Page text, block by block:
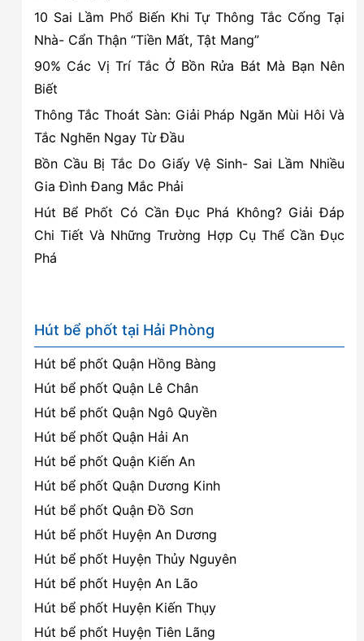
10 Sai Lầm Phổ Biến Khi Tự Thông Tắc Cống Tại
Nhà- Cẩn Thận “Tiền Mất, Tật Mang”
90% Các Vị Trí Tắc Ở Bồn Rửa Bát Mà Bạn Nên
Biết
Thông Tắc Thoát Sàn: Giải Pháp Ngăn Mùi Hôi Và
Tắc Nghẽn Ngay Từ Đầu
Bồn Cầu Bị Tắc Do Giấy Vệ Sinh- Sai Lầm Nhiều
Gia Đình Đang Mắc Phải
Hút Bể Phốt Có Cần Đục Phá Không? Giải Đáp
Chi Tiết Và Những Trường Hợp Cụ Thể Cần Đục
Phá
Hút bể phốt tại Hải Phòng
Hút bể phốt Quận Hồng Bàng
Hút bể phốt Quận Lê Chân
Hút bể phốt Quận Ngô Quyền
Hút bể phốt Quận Hải An
Hút bể phốt Quận Kiến An
Hút bể phốt Quận Dương Kinh
Hút bể phốt Quận Đồ Sơn
Hút bể phốt Huyện An Dương
Hút bể phốt Huyện Thủy Nguyên
Hút bể phốt Huyện An Lão
Hút bể phốt Huyện Kiến Thụy
Hút bể phốt Huyện Tiên Lãng